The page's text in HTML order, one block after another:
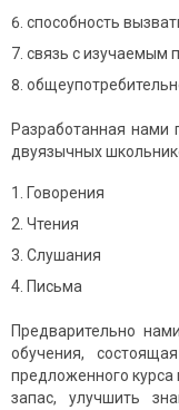
способность
связь с изучаемым
Разработанная нами
двуязычных
Говорения
Чтения
Слушания
Письма
Предварительно
обучения,
предложенного
запас, улучшить